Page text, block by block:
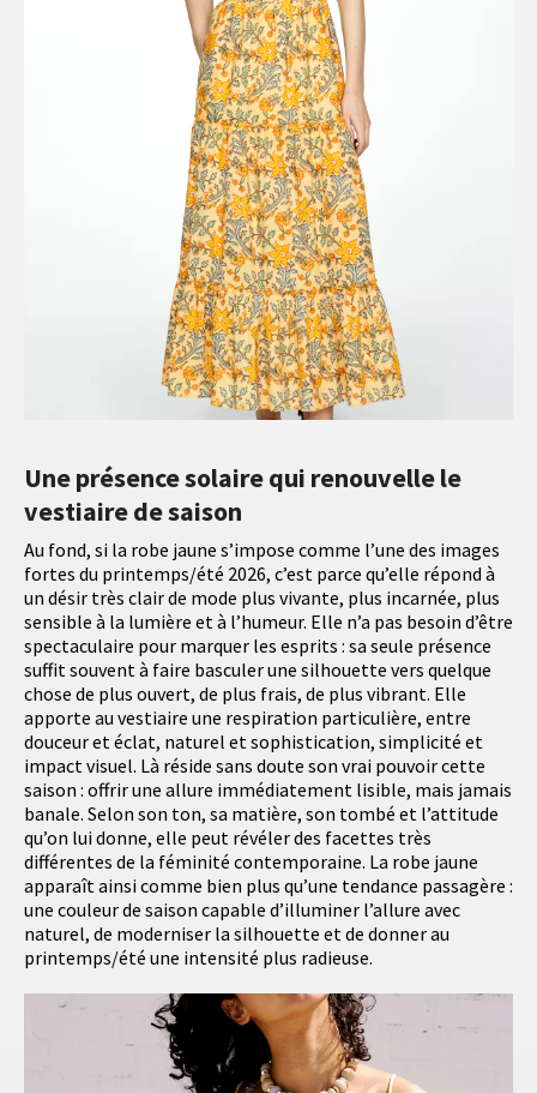
Une présence solaire qui renouvelle le
vestiaire de saison
Au fond, si la robe jaune s’impose comme l’une des images
fortes du printemps/été 2026, c’est parce qu’elle répond à
un désir très clair de mode plus vivante, plus incarnée, plus
sensible à la lumière et à l’humeur. Elle n’a pas besoin d’être
spectaculaire pour marquer les esprits : sa seule présence
suffit souvent à faire basculer une silhouette vers quelque
chose de plus ouvert, de plus frais, de plus vibrant. Elle
apporte au vestiaire une respiration particulière, entre
douceur et éclat, naturel et sophistication, simplicité et
impact visuel. Là réside sans doute son vrai pouvoir cette
saison : offrir une allure immédiatement lisible, mais jamais
banale. Selon son ton, sa matière, son tombé et l’attitude
qu’on lui donne, elle peut révéler des facettes très
différentes de la féminité contemporaine. La robe jaune
apparaît ainsi comme bien plus qu’une tendance passagère :
une couleur de saison capable d’illuminer l’allure avec
naturel, de moderniser la silhouette et de donner au
printemps/été une intensité plus radieuse.